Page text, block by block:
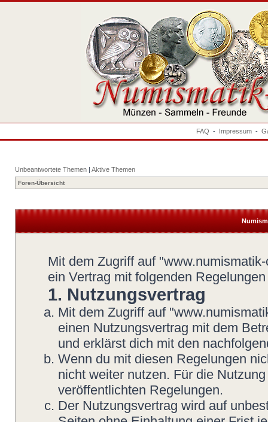
FAQ - Impressum -
Unbeantwortete Themen | Aktive Themen
Foren-Übersicht
Mit dem Zugriff auf
ein Vertrag mit folgenden
1. Nutzungsvertrag
Mit dem Zugriff auf
einen Nutzungsvertrag mit dem
und erklärst dich mit den
Wenn du mit diesen Regelungen
nicht weiter nutzen. Für die
veröffentlichten Regelungen.
Der Nutzungsvertrag wird auf